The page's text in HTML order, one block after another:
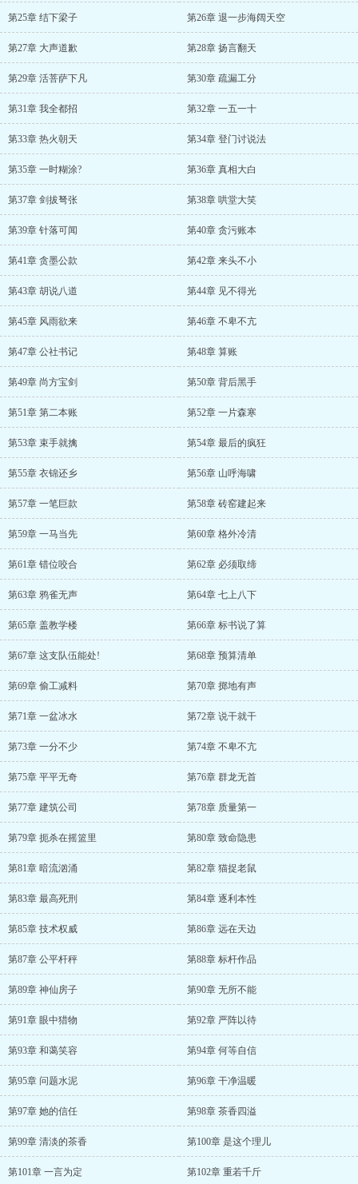
第25章 结下梁子 第26章 退一步海阔天空
第27章 大声道歉 第28章 扬言翻天
第29章 活菩萨下凡 第30章 疏漏工分
第31章 我全都招 第32章 一五一十
第33章 热火朝天 第34章 登门讨说法
第35章 一时糊涂? 第36章 真相大白
第37章 剑拔弩张 第38章 哄堂大笑
第39章 针落可闻 第40章 贪污账本
第41章 贪墨公款 第42章 来头不小
第43章 胡说八道 第44章 见不得光
第45章 风雨欲来 第46章 不卑不亢
第47章 公社书记 第48章 算账
第49章 尚方宝剑 第50章 背后黑手
第51章 第二本账 第52章 一片森寒
第53章 束手就擒 第54章 最后的疯狂
第55章 衣锦还乡 第56章 山呼海啸
第57章 一笔巨款 第58章 砖窑建起来
第59章 一马当先 第60章 格外冷清
第61章 错位咬合 第62章 必须取缔
第63章 鸦雀无声 第64章 七上八下
第65章 盖教学楼 第66章 标书说了算
第67章 这支队伍能处! 第68章 预算清单
第69章 偷工减料 第70章 掷地有声
第71章 一盆冰水 第72章 说干就干
第73章 一分不少 第74章 不卑不亢
第75章 平平无奇 第76章 群龙无首
第77章 建筑公司 第78章 质量第一
第79章 扼杀在摇篮里 第80章 致命隐患
第81章 暗流汹涌 第82章 猫捉老鼠
第83章 最高死刑 第84章 逐利本性
第85章 技术权威 第86章 远在天边
第87章 公平杆秤 第88章 标杆作品
第89章 神仙房子 第90章 无所不能
第91章 眼中猎物 第92章 严阵以待
第93章 和蔼笑容 第94章 何等自信
第95章 问题水泥 第96章 干净温暖
第97章 她的信任 第98章 茶香四溢
第99章 清淡的茶香 第100章 是这个理儿
第101章 一言为定 第102章 重若千斤